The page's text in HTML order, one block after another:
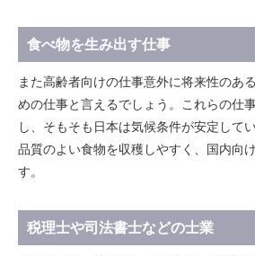
食べ物を生み出す仕事
また高齢者向けの仕事意外に将来性のあ
めの仕事と言えるでしょう。これらの仕
し、そもそも日本は気候条件が安定して
品質のよい食物を収穫しやすく、国内向
す。
税理士や司法書士などの士業